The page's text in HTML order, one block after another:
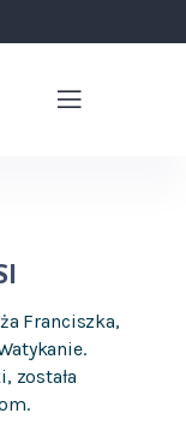
Franciszka,
została